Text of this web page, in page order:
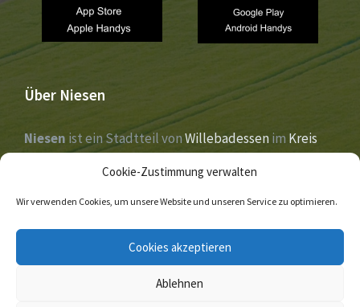
Cookie-Zustimmung verwalten
Wir verwenden Cookies, um unsere Website und unseren Service zu optimieren.
Cookies akzeptieren
Ablehnen
Über Niesen
Niesen ist ein Stadtteil vonWillebadessenim Kreis
Höxter,Nordrhein-Westfalen. Der Ort liegt im Tal der
und wurde 1273 erstmals urkundlich erwähnt.
Facebook Twitter